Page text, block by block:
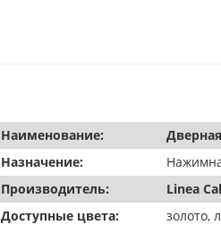
Наименование:
Назначение:
Производитель:
Linea
Доступные цвета:
золото,